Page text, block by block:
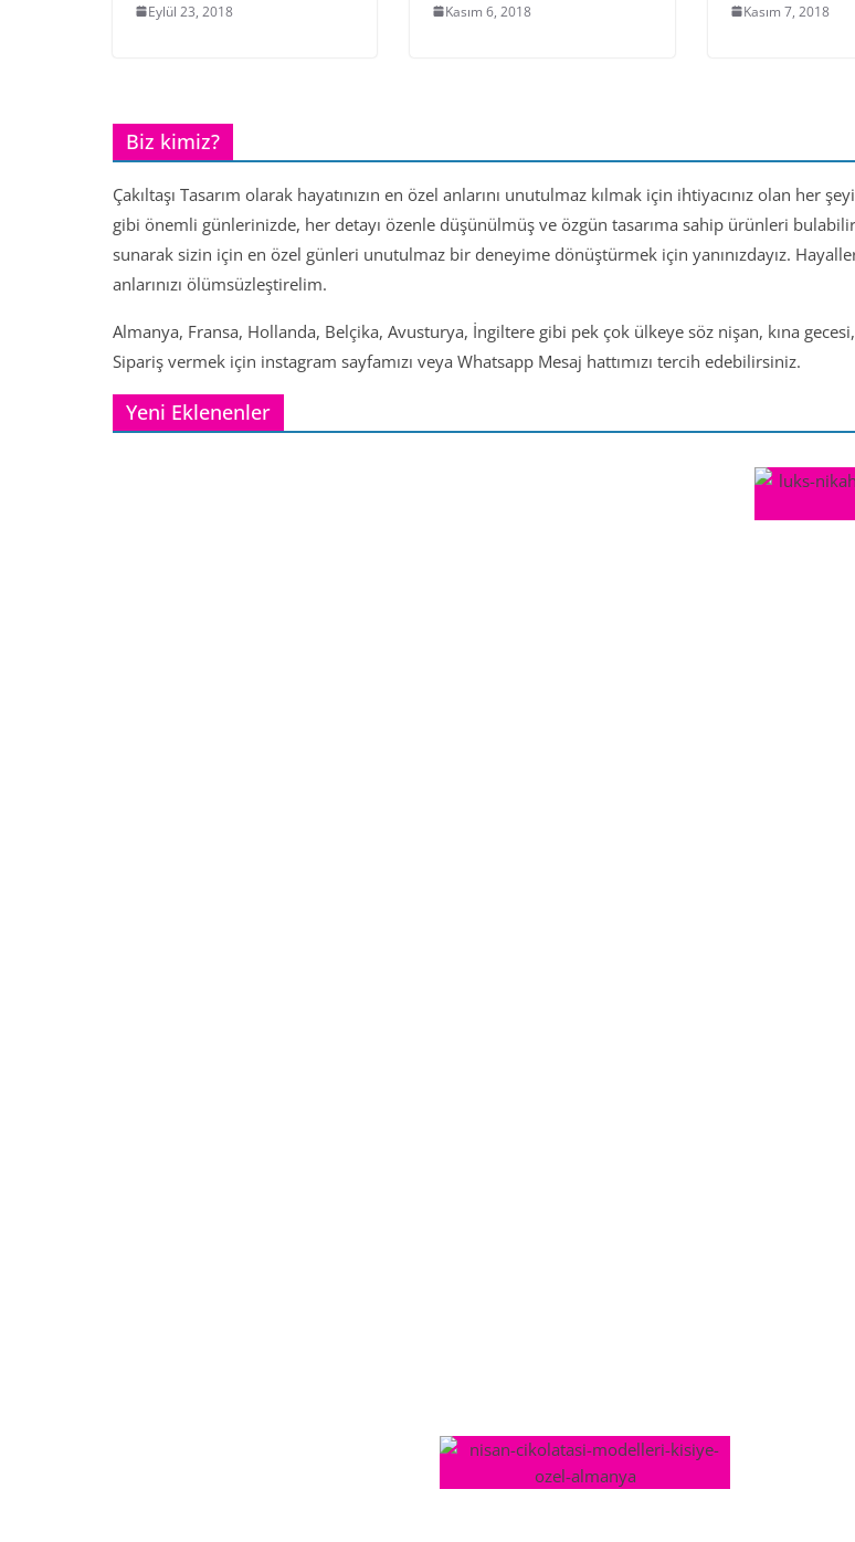
Eylül 23, 2018 Kasım 6, 2018 Kasım 7, 2018
Biz kimiz?
Çakıltaşı Tasarım olarak hayatınızın en özel anlarını unutulmaz kılmak için ihtiyacınız olan her
gibi önemli günlerinizde, her detayı özenle düşünülmüş ve özgün tasarıma sahip ürünleri
sunarak sizin için en özel günleri unutulmaz bir deneyime dönüştürmek için yanınızdayız.
anlarınızı ölümsüzleştirelim.
Almanya, Fransa, Hollanda, Belçika, Avusturya, İngiltere gibi pek çok ülkeye söz nişan, kına
Sipariş vermek için instagram sayfamızı veya Whatsapp Mesaj hattımızı tercih edebilirsiniz.
Yeni Eklenenler